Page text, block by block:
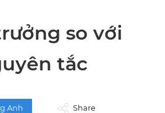
so với
tắc
Anh Share